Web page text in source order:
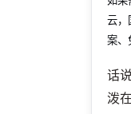
云，
案、
话
泼